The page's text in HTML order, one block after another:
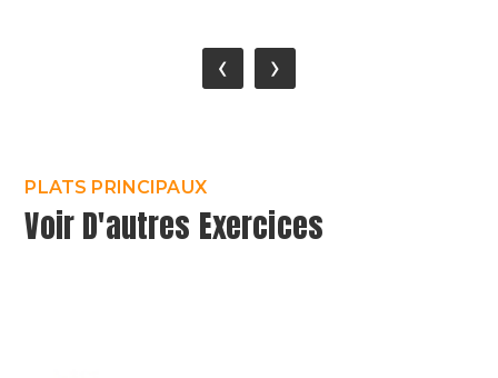
‹ ›
PLATS PRINCIPAUX
Voir D'autres Exercices